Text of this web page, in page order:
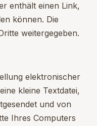
enthält einen Link,
können. Die
weitergegeben.
elektronischer
kleine Textdatei,
und von
Ihres Computers